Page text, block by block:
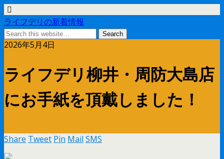
ライフデリの新着情報
2026年5月4日
ライフデリ柳井・周防大島店
にお手紙を頂戴しました！
Share Tweet Pin Mail SMS